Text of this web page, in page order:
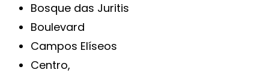
Bosque das Juritis
Boulevard
Campos Elíseos
Centro,